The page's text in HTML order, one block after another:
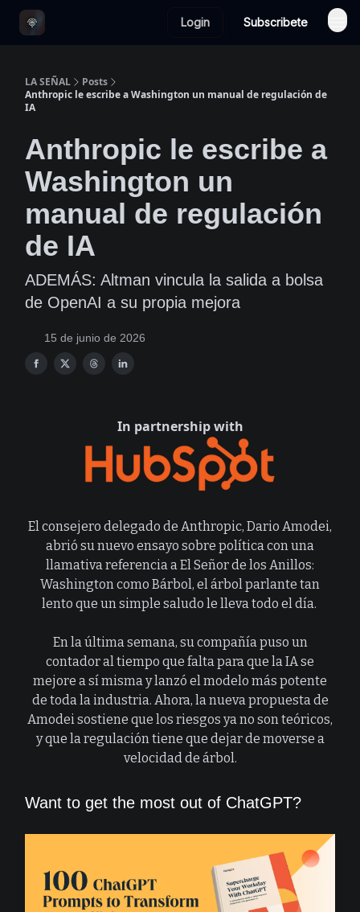
Login Subscribete
LA SEÑAL
Posts
Anthropic le escribe a Washington un manual de regulación de
IA
Anthropic le escribe a
Washington un
manual de regulación
de IA
ADEMÁS: Altman vincula la salida a bolsa
de OpenAI a su propia mejora
15 de junio de 2026
In partnership with
El consejero delegado de Anthropic, Dario Amodei,
abrió su nuevo ensayo sobre política con una
llamativa referencia a El Señor de los Anillos:
Washington como Bárbol, el árbol parlante tan
lento que un simple saludo le lleva todo el día.
En la última semana, su compañía puso un
contador al tiempo que falta para que la IA se
mejore a sí misma y lanzó el modelo más potente
de toda la industria. Ahora, la nueva propuesta de
Amodei sostiene que los riesgos ya no son teóricos,
y que la regulación tiene que dejar de moverse a
velocidad de árbol.
Want to get the most out of ChatGPT?